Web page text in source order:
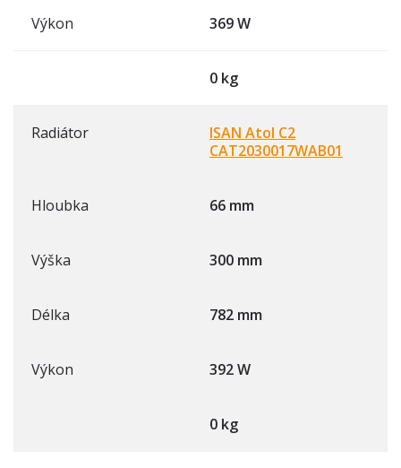
Výkon 369 W
0 kg
Radiátor
ISAN Atol C2
CAT2030017WAB01
Hloubka 66 mm
Výška 300 mm
Délka 782 mm
Výkon 392 W
0 kg